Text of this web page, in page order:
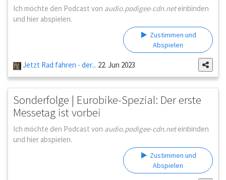
Ich möchte den Podcast von audio.podigee-cdn.neteinbinden
und hier abspielen.
Zustimmen und
Abspielen
Jetzt Rad fahren - der... 22. Jun 2023
Sonderfolge | Eurobike-Spezial: Der erste
Messetag ist vorbei
Ich möchte den Podcast von audio.podigee-cdn.neteinbinden
und hier abspielen.
Zustimmen und
Abspielen